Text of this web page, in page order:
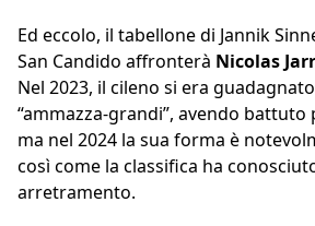
Ed eccolo, il tabellone di Jannik
San Candido affronterà Nicolas
Nel 2023, il cileno si era
“ammazza-grandi”, avendo
ma nel 2024 la sua forma è
così come la classifica ha
arretramento.